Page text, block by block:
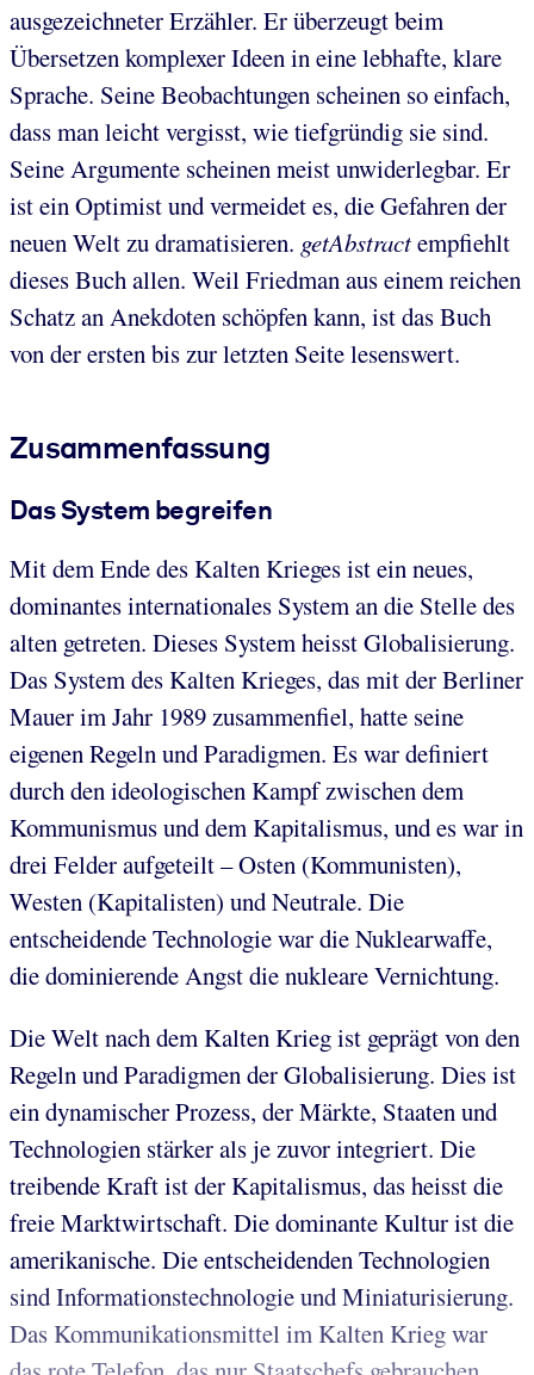
ausgezeichneter Erzähler. Er überzeugt beim
Übersetzen komplexer Ideen in eine lebhafte, klare
Sprache. Seine Beobachtungen scheinen so einfach,
dass man leicht vergisst, wie tiefgründig sie sind.
Seine Argumente scheinen meist unwiderlegbar. Er
ist ein Optimist und vermeidet es, die Gefahren der
neuen Welt zu dramatisieren. getAbstractempfiehlt
dieses Buch allen. Weil Friedman aus einem reichen
Schatz an Anekdoten schöpfen kann, ist das Buch
von der ersten bis zur letzten Seite lesenswert.
Zusammenfassung
Das System begreifen
Mit dem Ende des Kalten Krieges ist ein neues,
dominantes internationales System an die Stelle des
alten getreten. Dieses System heisst Globalisierung.
Das System des Kalten Krieges, das mit der Berliner
Mauer im Jahr 1989 zusammenfiel, hatte seine
eigenen Regeln und Paradigmen. Es war definiert
durch den ideologischen Kampf zwischen dem
Kommunismus und dem Kapitalismus, und es war in
drei Felder aufgeteilt – Osten (Kommunisten),
Westen (Kapitalisten) und Neutrale. Die
entscheidende Technologie war die Nuklearwaffe,
die dominierende Angst die nukleare Vernichtung.
Die Welt nach dem Kalten Krieg ist geprägt von den
Regeln und Paradigmen der Globalisierung. Dies ist
ein dynamischer Prozess, der Märkte, Staaten und
Technologien stärker als je zuvor integriert. Die
treibende Kraft ist der Kapitalismus, das heisst die
freie Marktwirtschaft. Die dominante Kultur ist die
amerikanische. Die entscheidenden Technologien
sind Informationstechnologie und Miniaturisierung.
Das Kommunikationsmittel im Kalten Krieg war